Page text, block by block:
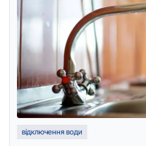
відключення води